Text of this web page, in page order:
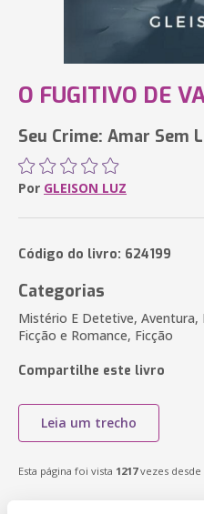
O FUGITIVO DE
Seu Crime: Amar Sem
Por GLEISON LUZ
Código do livro: 624199
Categorias
Mistério E Detetive, Aventura,
Ficção e Romance, Ficção
Compartilhe este livro
Leia um trecho
Esta página foi vista 1217vezes desde